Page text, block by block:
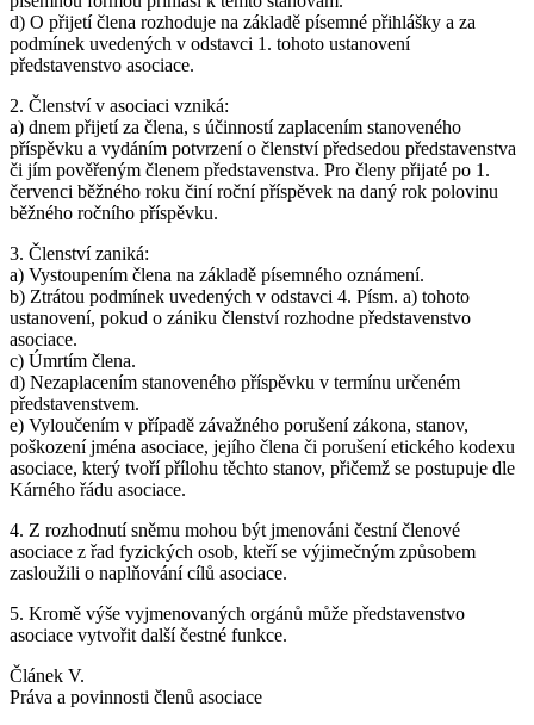
d) O přijetí člena rozhoduje na základě písemné přihlášky a za
podmínek uvedených v odstavci 1. tohoto ustanovení
představenstvo asociace.
2. Členství v asociaci vzniká:
a) dnem přijetí za člena, s účinností zaplacením stanoveného
příspěvku a vydáním potvrzení o členství předsedou představenstva
či jím pověřeným členem představenstva. Pro členy přijaté po 1.
červenci běžného roku činí roční příspěvek na daný rok polovinu
běžného ročního příspěvku.
3. Členství zaniká:
a) Vystoupením člena na základě písemného oznámení.
b) Ztrátou podmínek uvedených v odstavci 4. Písm. a) tohoto
ustanovení, pokud o zániku členství rozhodne představenstvo
asociace.
c) Úmrtím člena.
d) Nezaplacením stanoveného příspěvku v termínu určeném
představenstvem.
e) Vyloučením v případě závažného porušení zákona, stanov,
poškození jména asociace, jejího člena či porušení etického kodexu
asociace, který tvoří přílohu těchto stanov, přičemž se postupuje dle
Kárného řádu asociace.
4. Z rozhodnutí sněmu mohou být jmenováni čestní členové
asociace z řad fyzických osob, kteří se výjimečným způsobem
zasloužili o naplňování cílů asociace.
5. Kromě výše vyjmenovaných orgánů může představenstvo
asociace vytvořit další čestné funkce.
Článek V.
Práva a povinnosti členů asociace